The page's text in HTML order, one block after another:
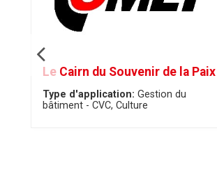
Le Cairn du Souvenir de la Paix
Type d'application: Gestion du
bâtiment - CVC Culture